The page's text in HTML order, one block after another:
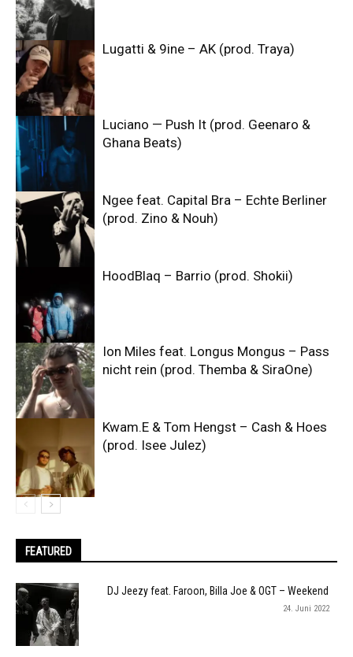
Lugatti & 9ine – AK (prod. Traya)
Luciano — Push It (prod. Geenaro &
Ghana Beats)
Ngee feat. Capital Bra – Echte Berliner
(prod. Zino & Nouh)
HoodBlaq – Barrio (prod. Shokii)
Ion Miles feat. Longus Mongus – Pass
nicht rein (prod. Themba & SiraOne)
Kwam.E & Tom Hengst – Cash & Hoes
(prod. Isee Julez)
FEATURED
DJ Jeezy feat. Faroon, Billa Joe & OGT – Weekend
24. Juni 2022